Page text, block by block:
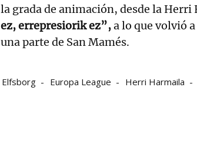
la grada de animación, desde la Herri
ez, errepresiorik ez”,a lo que volvió
una parte de San Mamés.
Elfsborg Europa League Herri Harmaila